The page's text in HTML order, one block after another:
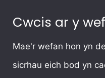
Cwcis ar y
Mae'r wefan hon yn
sicrhau eich bod yn